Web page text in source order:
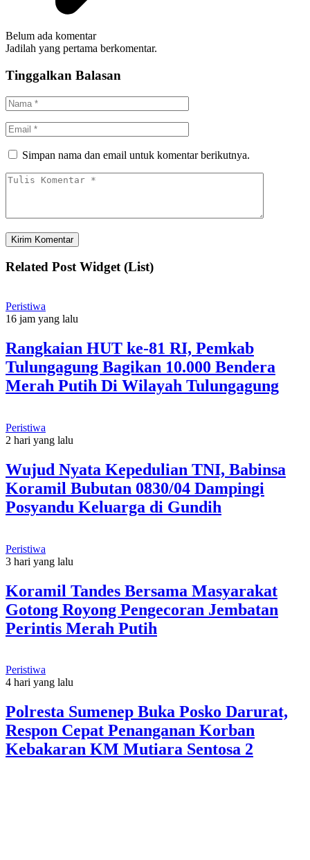
Belum ada komentar
Jadilah yang pertama berkomentar.
Tinggalkan Balasan
Simpan nama dan email untuk komentar berikutnya.
Related Post Widget (List)
Peristiwa
16 jam yang lalu
Rangkaian HUT ke-81 RI, Pemkab
Tulungagung Bagikan 10.000 Bendera
Merah Putih Di Wilayah Tulungagung
Peristiwa
2 hari yang lalu
Wujud Nyata Kepedulian TNI, Babinsa
Koramil Bubutan 0830/04 Dampingi
Posyandu Keluarga di Gundih
Peristiwa
3 hari yang lalu
Koramil Tandes Bersama Masyarakat
Gotong Royong Pengecoran Jembatan
Perintis Merah Putih
Peristiwa
4 hari yang lalu
Polresta Sumenep Buka Posko Darurat,
Respon Cepat Penanganan Korban
Kebakaran KM Mutiara Sentosa 2